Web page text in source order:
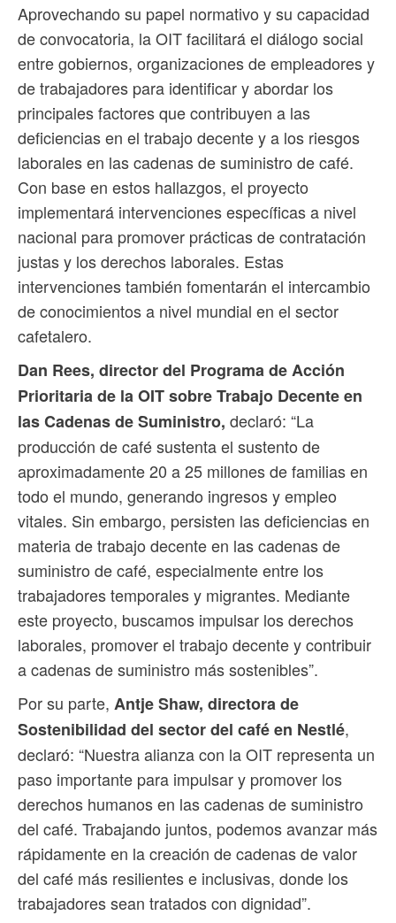
Aprovechando su papel normativo y su capacidad
de convocatoria, la OIT facilitará el diálogo social
entre gobiernos, organizaciones de empleadores y
de trabajadores para identificar y abordar los
principales factores que contribuyen a las
deficiencias en el trabajo decente y a los riesgos
laborales en las cadenas de suministro de café.
Con base en estos hallazgos, el proyecto
implementará intervenciones específicas a nivel
nacional para promover prácticas de contratación
justas y los derechos laborales. Estas
intervenciones también fomentarán el intercambio
de conocimientos a nivel mundial en el sector
cafetalero.
Dan Rees, director del Programa de Acción
Prioritaria de la OIT sobre Trabajo Decente en
las Cadenas de Suministro, declaró: “La
producción de café sustenta el sustento de
aproximadamente 20 a 25 millones de familias en
todo el mundo, generando ingresos y empleo
vitales. Sin embargo, persisten las deficiencias en
materia de trabajo decente en las cadenas de
suministro de café, especialmente entre los
trabajadores temporales y migrantes. Mediante
este proyecto, buscamos impulsar los derechos
laborales, promover el trabajo decente y contribuir
a cadenas de suministro más sostenibles”.
Por su parte, Antje Shaw, directora de
Sostenibilidad del sector del café en Nestlé,
declaró: “Nuestra alianza con la OIT representa un
paso importante para impulsar y promover los
derechos humanos en las cadenas de suministro
del café. Trabajando juntos, podemos avanzar más
rápidamente en la creación de cadenas de valor
del café más resilientes e inclusivas, donde los
trabajadores sean tratados con dignidad”.